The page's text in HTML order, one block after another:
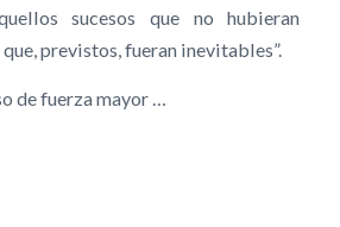
sucesos que no hubieran
previstos, fueran inevitables”.
de fuerza mayor …